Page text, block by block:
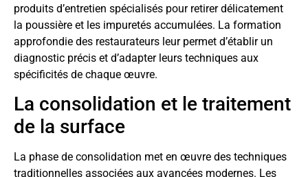
produits d’entretien spécialisés pour retirer délicatement
la poussière et les impuretés accumulées. La formation
approfondie des restaurateurs leur permet d’établir un
diagnostic précis et d’adapter leurs techniques aux
spécificités de chaque œuvre.
La consolidation et le traitement
de la surface
La phase de consolidation met en œuvre des techniques
traditionnelles associées aux avancées modernes. Les